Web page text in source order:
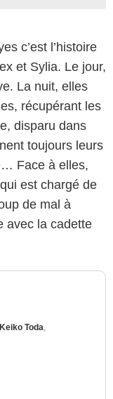
c’est l’histoire
et Sylia. Le jour,
La nuit, elles
récupérant les
disparu dans
toujours leurs
Face à elles,
est chargé de
de mal à
avec la cadette
Keiko Toda